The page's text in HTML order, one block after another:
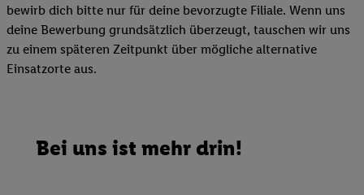
bewirb dich bitte nur für deine bevorzugte Filiale. Wenn uns
deine Bewerbung grundsätzlich überzeugt, tauschen wir uns
zu einem späteren Zeitpunkt über mögliche alternative
Einsatzorte aus.
Bei uns ist mehr drin!